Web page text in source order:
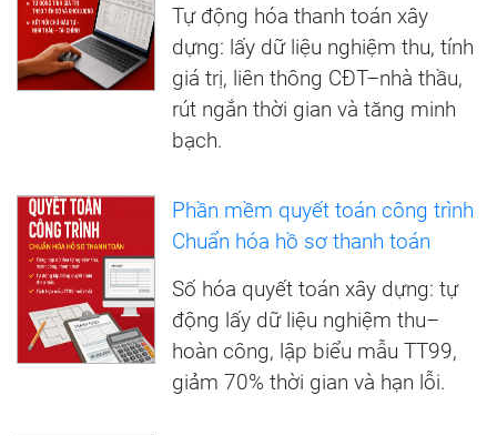
Tự động hóa thanh toán xây
dựng: lấy dữ liệu nghiệm thu, tính
giá trị, liên thông CĐT–nhà thầu,
rút ngắn thời gian và tăng minh
bạch.
Phần mềm quyết toán công trình
Chuẩn hóa hồ sơ thanh toán
Số hóa quyết toán xây dựng: tự
động lấy dữ liệu nghiệm thu–
hoàn công, lập biểu mẫu TT99,
giảm 70% thời gian và hạn lỗi.